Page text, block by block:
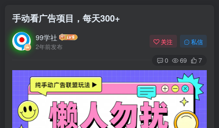
手动看广告项目，每天300+
99学社
2年前发布
关注 私信
0 69 7